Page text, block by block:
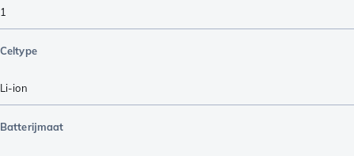
1
Celtype
Li-ion
Batterijmaat